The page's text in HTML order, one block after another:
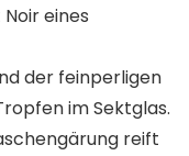
eines
der feinperligen
im Sektglas.
reift